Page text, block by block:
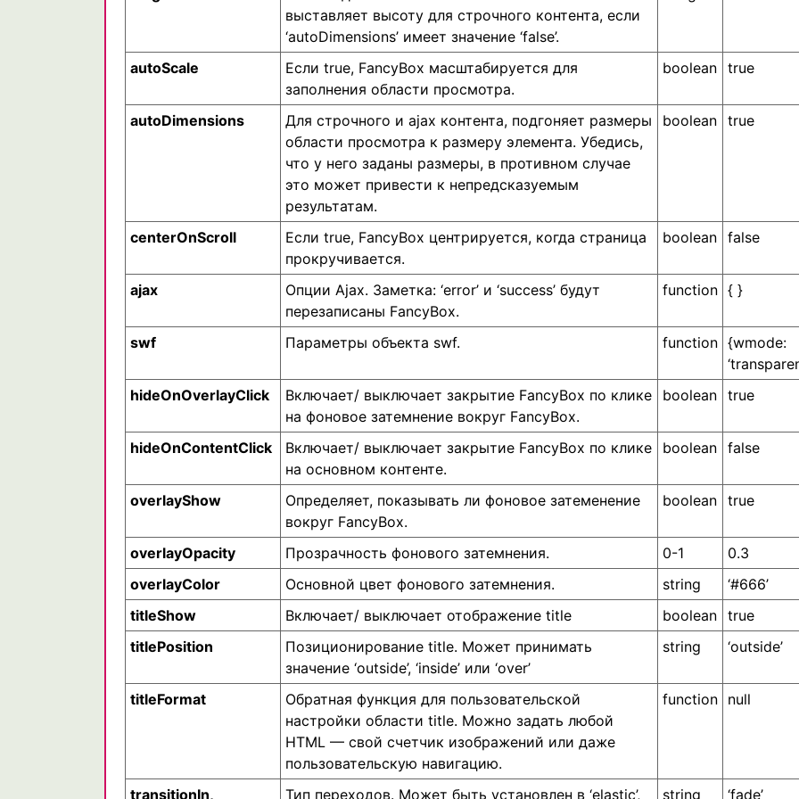
выставляет высоту для строчного контента, если
‘autoDimensions’ имеет значение ‘false’.
autoScale
Если true, FancyBox масштабируется для
заполнения области просмотра.
boolean true
autoDimensions
Для строчного и ajax контента, подгоняет размеры
области просмотра к размеру элемента. Убедись,
что у него заданы размеры, в противном случае
это может привести к непредсказуемым
результатам.
boolean true
centerOnScroll
Если true, FancyBox центрируется, когда страница
прокручивается.
boolean false
ajax
Опции Ajax. Заметка: ‘error’ и ‘success’ будут
перезаписаны FancyBox.
function { }
swf Параметры объекта swf. function {wmode:
hideOnOverlayClick
Включает/ выключает закрытие FancyBox по клике
на фоновое затемнение вокруг FancyBox.
boolean true
hideOnContentClick
Включает/ выключает закрытие FancyBox по клике
на основном контенте.
boolean false
overlayShow
Определяет, показывать ли фоновое затеменение
вокруг FancyBox.
boolean true
overlayOpacity Прозрачность фонового затемнения. 0-1
0.3
overlayColor
Основной цвет фонового затемнения. string
‘#666’
titleShow
Включает/ выключает отображение title boolean true
titlePosition
Позиционирование title. Может принимать
значение ‘outside’, ‘inside’ или ‘over’
string ‘outside’
titleFormat
Обратная функция для пользовательской
настройки области title. Можно задать любой
HTML — свой счетчик изображений или даже
пользовательскую навигацию.
function null
transitionIn, Тип переходов. Может быть установлен в ‘elastic’, string ‘fade’